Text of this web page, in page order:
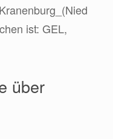
ist: GEL,
über